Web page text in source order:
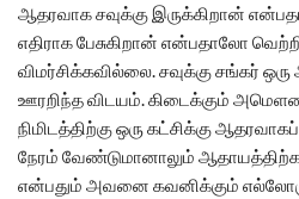
ஆதரவாக சவுக்கு இருக்கிறான்
எதிராக பேசுகிறான் என்பதாலோ
விமர்சிக்கவில்லை. சவுக்கு சங்கர்
ஊரறிந்த விடயம். கிடைக்கும்
நிமிடத்திற்கு ஒரு கட்சிக்கு
நேரம் வேண்டுமானாலும்
என்பதும் அவனை கவனிக்கும்